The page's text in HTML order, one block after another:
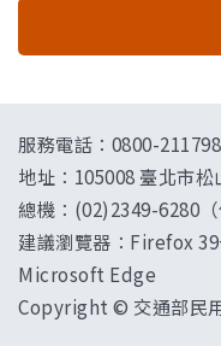
服務電話：0800-211798
地址： 105008 臺北市
總機：(02)2349-6280
建議瀏覽器：Firefox
Microsoft Edge
Copyright © 交通部民